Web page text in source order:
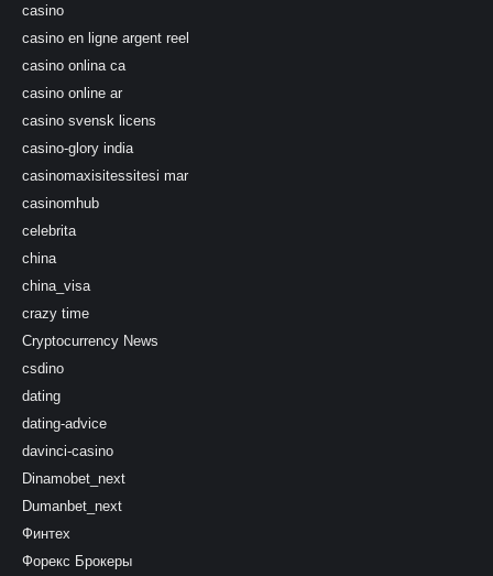
casino
casino en ligne argent reel
casino onlina ca
casino online ar
casino svensk licens
casino-glory india
casinomaxisitessitesi mar
casinomhub
celebrita
china
china_visa
crazy time
Cryptocurrency News
csdino
dating
dating-advice
davinci-casino
Dinamobet_next
Dumanbet_next
Финтех
Форекс Брокеры